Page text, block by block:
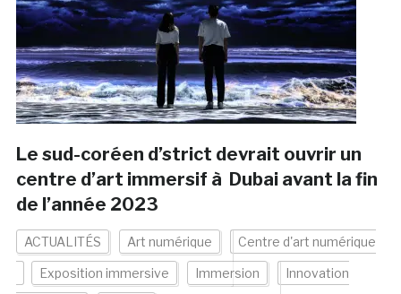
Le sud-coréen d’strict devrait ouvrir un
centre d’art immersif à Dubai avant la fin
de l’année 2023
ACTUALITÉS Art numérique Centre d'art numérique
Exposition immersive Immersion Innovation